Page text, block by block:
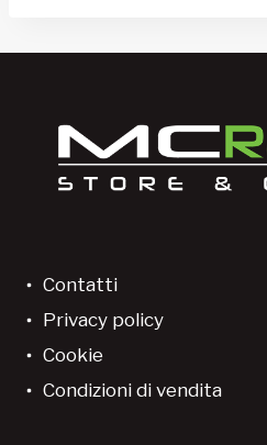
Contatti
Privacy policy
Cookie
Condizioni di vendita